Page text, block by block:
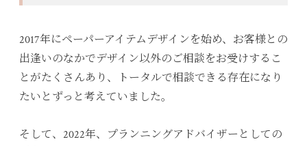
2017年にペーパーアイテムデザインを始め、お客様との
出逢いのなかでデザイン以外のご相談をお受けするこ
とがたくさんあり、トータルで相談できる存在になり
たいとずっと考えていました。
そして、2022年、プランニングアドバイザーとしての